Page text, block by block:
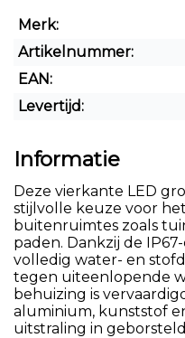
Merk:
Artikelnummer:
EAN:
Levertijd:
Informatie
Deze vierkante LED
stijlvolle keuze voor
buitenruimtes zoals
paden. Dankzij de
volledig water- en
tegen uiteenlopende
behuizing is
aluminium, kunststof
uitstraling in